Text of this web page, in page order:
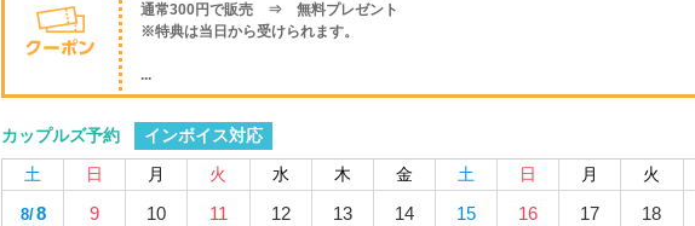
通常300円で販売 ⇒ 無料プレゼント
※特典は当日から受けられます。
...
カップルズ予約
インボイス対応
土
日 月 火 水 木 金 土 日 月 火
8/8
9
10
11
12
13
14
15
16
17 18